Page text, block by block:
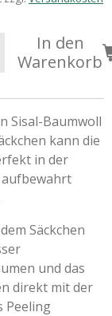
In den
Warenkorb
Sisal-Baumwoll
kann die
in der
aufbewahrt
Säckchen
und das
direkt mit der
Peeling